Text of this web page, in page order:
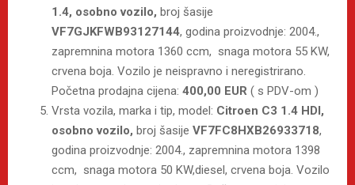
1.4, osobno vozilo, broj šasije
VF7GJKFWB93127144, godina proizvodnje: 2004.,
zapremnina motora 1360 ccm, snaga motora 55 KW,
crvena boja. Vozilo je neispravno i neregistrirano.
Početna prodajna cijena: 400,00 EUR ( s PDV-om )
Vrsta vozila, marka i tip, model: Citroen C3 1.4 HDI,
osobno vozilo, broj šasije VF7FC8HXB26933718,
godina proizvodnje: 2004., zapremnina motora 1398
ccm, snaga motora 50 KW,diesel, crvena boja. Vozilo